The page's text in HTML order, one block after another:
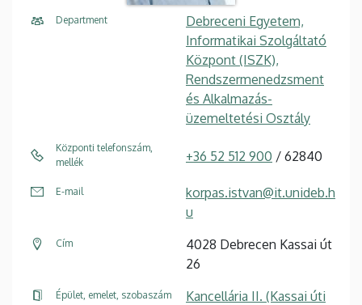
Department
Debreceni Egyetem,
Informatikai Szolgáltató
Központ (ISZK),
Rendszermenedzsment
és Alkalmazás-
üzemeltetési Osztály
Központi telefonszám,
mellék
+36 52 512 900 / 62840
E-mail
korpas.istvan@it.unideb.h
u
Cím
4028 Debrecen Kassai út
26
Épület, emelet, szobaszám Kancellária II. (Kassai úti